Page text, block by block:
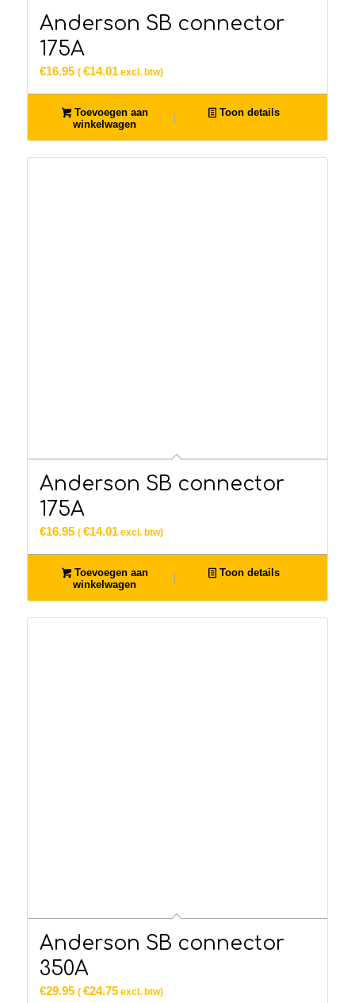
Anderson SB connector
175A
€16.95 ( €14.01excl. btw)
Toevoegen aan
winkelwagen
Toon details
Anderson SB connector
175A
€16.95 ( €14.01excl. btw)
Toevoegen aan
winkelwagen
Toon details
Anderson SB connector
350A
€29.95 ( €24.75excl. btw)